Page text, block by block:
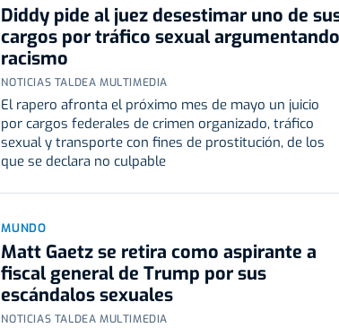
Diddy pide al juez desestimar uno de
cargos por tráfico sexual argumentando
racismo
NOTICIAS TALDEA MULTIMEDIA
El rapero afronta el próximo mes de mayo un juicio
por cargos federales de crimen organizado, tráfico
sexual y transporte con fines de prostitución, de los
que se declara no culpable
MUNDO
Matt Gaetz se retira como aspirante a
fiscal general de Trump por sus
escándalos sexuales
NOTICIAS TALDEA MULTIMEDIA